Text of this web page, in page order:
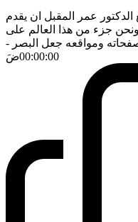
عمر المقبل ان يقدم
ونحن جزء من هذا العالم على
صفحاته ومواقعه جعل البصر -
00:00:00ضَ